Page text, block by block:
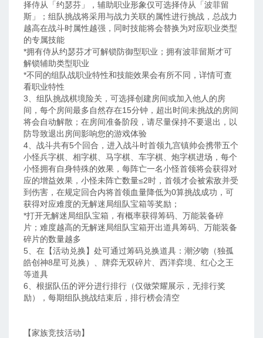
择侍从「约瑟芬」，辅助职业形象仅可选择侍从「波菲留
斯」；组队挑战将采用与战力关联的属性进行挑战，总战力
越高在战斗时属性越强，同时技能将会替换为对应职业类型
的专属技能
*拥有侍从约瑟芬才可解锁防御型职业；拥有波菲留斯才可
解锁辅助类型职业
*不同的组队战职业特性和技能效果会有所不同，详情可查
看职业特性
3、组队挑战棋境险关，可选择创建房间或加入他人的房
间，每个房间最多自然存在15分钟，超出时间未挑战的房间
将会自动解散；在房间准备阶段，请尽量保持不要退出，以
防导致退出房间影响您的游戏体验
4、战斗共有5个回合，进入战斗时首领九宫镇帅会携带五个
小怪兵字棋、相字棋、马字棋、车字棋、炮字棋进场，每个
小怪拥有自身特殊的效果，每阵亡一名小怪首领将会获得对
应的增益效果，小怪未阵亡数量≤2时，首领才会被索敌并受
到伤害，在规定回合内将首领血量降低为0算挑战成功，可
获得对应难度的无解迷局组队宝箱等奖励；
*打开无解迷局组队宝箱，有概率获得筹码、万能装备碎
片；难度越高的无解迷局组队宝箱开出道具筹码、万能装备
碎片的数量越多
5、在【活动兑换】处可通过筹码兑换道具：潮汐吻（独孤
皓创神8星可兑换）、牌弈无双碎片、西洋弈境、红心之王
等道具
6、根据队伍的评分进行排行（仅做荣耀展示，无排行奖
励），每期组队挑战结束后，排行榜会清空
【家族竞技活动】